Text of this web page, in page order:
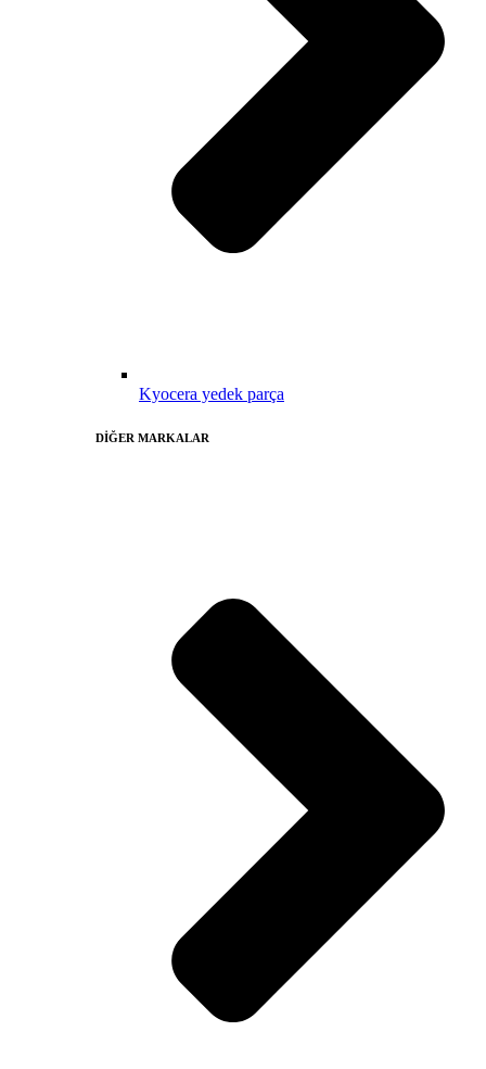
Kyocera yedek parça
DİĞER MARKALAR